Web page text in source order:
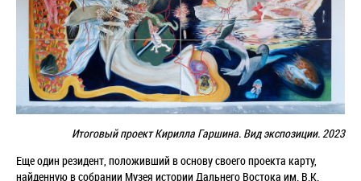
Итоговый проект Кирилла Гаршина. Вид экспозиции. 2023
Еще один резидент, положивший в основу своего проекта карту,
найденную в собрании Музея истории Дальнего Востока им. В.К.